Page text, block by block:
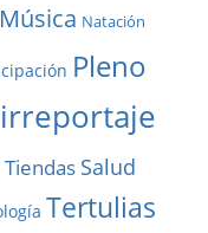
Música Natación
Pleno
Tiendas Salud
Tertulias